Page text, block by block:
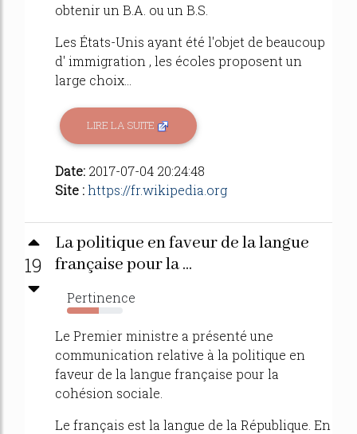
obtenir un B.A. ou un B.S.
Les États-Unis ayant été l'objet de beaucoup
d' immigration , les écoles proposent un
large choix...
LIRE LA SUITE
Date: 2017-07-04 20:24:48
Site :https://fr.wikipedia.org
19
La politique en faveur de la langue
française pour la ...
Pertinence
57%
Le Premier ministre a présenté une
communication relative à la politique en
faveur de la langue française pour la
cohésion sociale.
Le français est la langue de la République. En